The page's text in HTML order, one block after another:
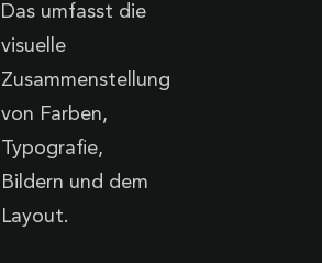
Das umfasst die
visuelle
Zusammenstellung
von Farben,
Typografie,
Bildern und dem
Layout.